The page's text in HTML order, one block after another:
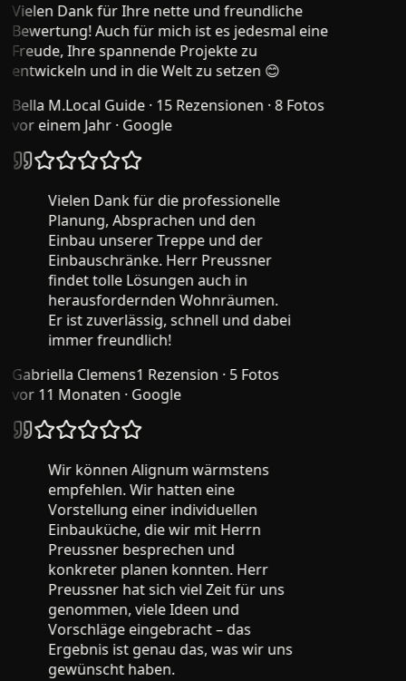
Vielen Dank für Ihre nette und freundliche
Bewertung! Auch für mich ist es jedesmal eine
Freude, Ihre spannende Projekte zu
entwickeln und in die Welt zu setzen 😊
Bella M.Local Guide · 15 Rezensionen · 8 Fotos
vor einem Jahr· Google
Vielen Dank für die professionelle
Planung, Absprachen und den
Einbau unserer Treppe und der
Einbauschränke. Herr Preussner
findet tolle Lösungen auch in
herausfordernden Wohnräumen.
Er ist zuverlässig, schnell und dabei
immer freundlich!
Gabriella Clemens1 Rezension · 5 Fotos
vor 11 Monaten· Google
Wir können Alignum wärmstens
empfehlen. Wir hatten eine
Vorstellung einer individuellen
Einbauküche, die wir mit Herrn
Preussner besprechen und
konkreter planen konnten. Herr
Preussner hat sich viel Zeit für uns
genommen, viele Ideen und
Vorschläge eingebracht – das
Ergebnis ist genau das, was wir uns
gewünscht haben.